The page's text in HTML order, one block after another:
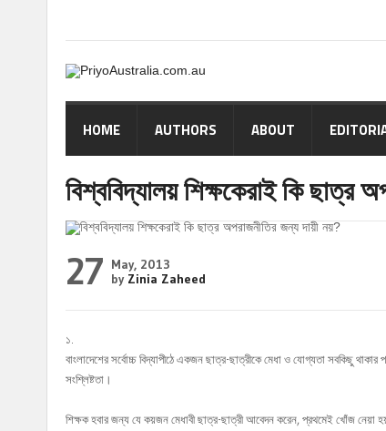
HOME AUTHORS ABOUT
বিশ্ববিদ্যালয় শিক্ষকেরাই কি ছাত্র
27 May, 2013
by Zinia Zaheed
১.
বাংলাদেশের সর্বোচ্চ বিদ্যাপীঠে একজন ছাত্র-ছাত্রীকে মেধা ও যোগ্যতা সবকিছু
সংশ্লিষ্টতা।
শিক্ষক হবার জন্য যে কয়জন মেধাবী ছাত্র-ছাত্রী আবেদন করেন, প্রথমেই খোঁজ নেয়া